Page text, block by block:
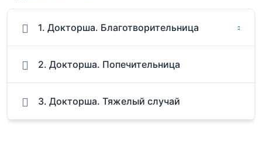
1. Докторша. Благотворительница
2. Докторша. Попечительница
3. Докторша. Тяжелый случай